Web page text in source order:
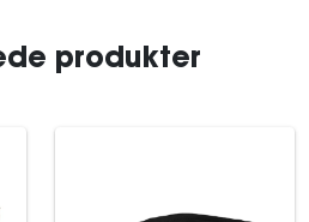
produkter